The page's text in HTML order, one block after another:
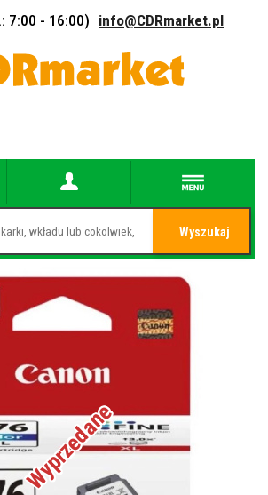
7:00 - 16:00) info@CDRmarket.pl
Wyszukaj
Wyprzedane